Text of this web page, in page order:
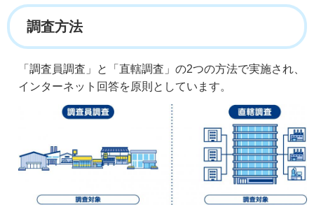
調査方法
「調査員調査」と「直轄調査」の2つの方法で実施され、
インターネット回答を原則としています。